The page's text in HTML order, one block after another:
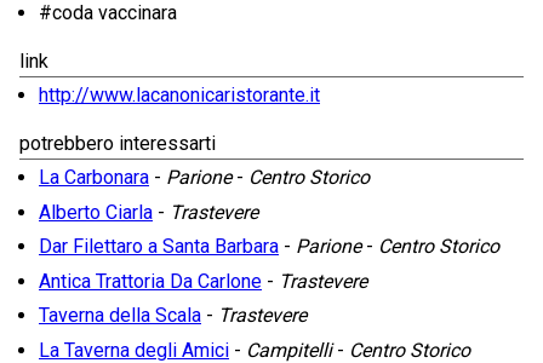
#coda vaccinara
link
http://www.lacanonicaristorante.it
potrebbero interessarti
La Carbonara - Parione- Centro Storico
Alberto Ciarla - Trastevere
Dar Filettaro a Santa Barbara - Parione- Centro Storico
Antica Trattoria Da Carlone - Trastevere
Taverna della Scala - Trastevere
La Taverna degli Amici - Campitelli- Centro Storico